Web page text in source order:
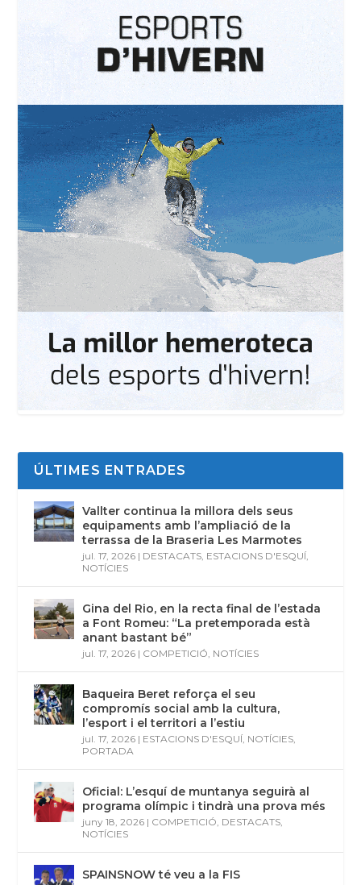
ÚLTIMES ENTRADES
Vallter continua la millora dels seus
equipaments amb l’ampliació de la
terrassa de la Braseria Les Marmotes
jul. 17, 2026 | DESTACATS ESTACIONS D'ESQUÍ
NOTÍCIES
Gina del Rio, en la recta final de l’estada
a Font Romeu: “La pretemporada està
anant bastant bé”
jul. 17, 2026 | COMPETICIÓ NOTÍCIES
Baqueira Beret reforça el seu
compromís social amb la cultura,
l’esport i el territori a l’estiu
jul. 17, 2026 | ESTACIONS D'ESQUÍ NOTÍCIES
PORTADA
Oficial: L’esquí de muntanya seguirà al
programa olímpic i tindrà una prova més
juny 18, 2026 | COMPETICIÓ DESTACATS
NOTÍCIES
SPAINSNOW té veu a la FIS